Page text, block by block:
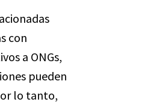
con
a ONGs,
pueden
lo tanto,